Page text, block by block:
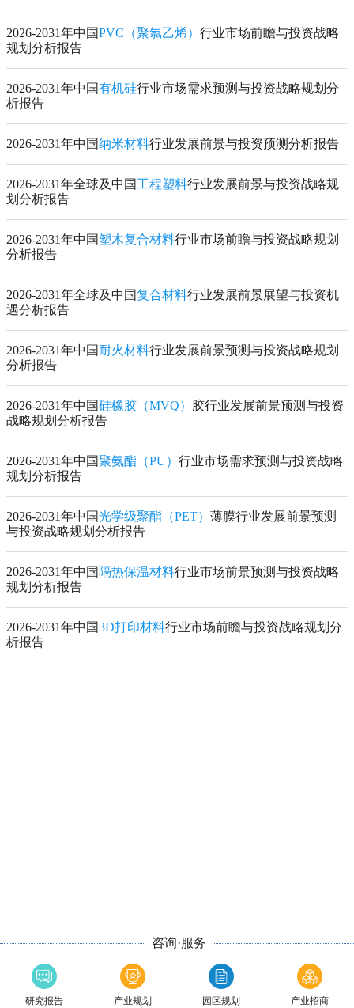
2026-2031年中国PVC（聚氯乙烯） 行业市场前瞻与投资战略
规划分析报告
2026-2031年中国有机硅行业市场需求预测与投资战略规划分
析报告
2026-2031年中国纳米材料行业发展前景与投资预测分析报告
2026-2031年全球及中国 工程塑料行业发展前景与投资战略规
划分析报告
2026-2031年中国 塑木复合材料行业市场前瞻与投资战略规划
分析报告
2026-2031年全球及中国复合材料行业发展前景展望与投资机
遇分析报告
2026-2031年中国耐火材料行业发展前景预测与投资战略规划
分析报告
2026-2031年中国硅橡胶（MVQ）
胶行业发展前景预测与投资
战略规划分析报告
2026-2031年中国聚氨酯（PU） 行业市场需求预测与投资战略
规划分析报告
2026-2031年中国光学级聚酯（PET） 薄膜行业发展前景预测
与投资战略规划分析报告
2026-2031年中国 隔热保温材料行业市场前景预测与投资战略
规划分析报告
2026-2031年中国3D打印材料行业市场前瞻与投资战略规划分
析报告
咨询·服务
研究报告 产业规划 园区规划 产业招商